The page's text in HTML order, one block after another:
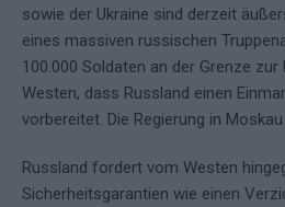
sowie der Ukraine sind derzeit
eines massiven russischen
100.000 Soldaten an der Grenze
Westen, dass Russland einen
vorbereitet. Die Regierung in
Russland fordert vom Westen
Sicherheitsgarantien wie einen